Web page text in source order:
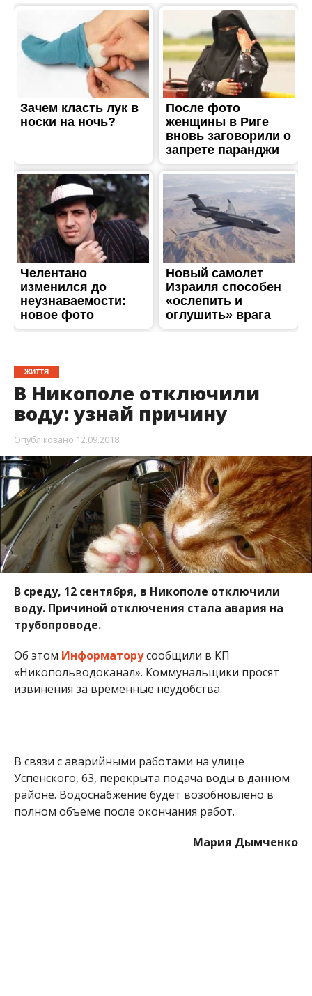
ЖИТТЯ
В Никополе отключили
воду: узнай причину
Опубліковано12.09.2018
В среду, 12 сентября, в Никополе отключили
воду. Причиной отключения стала авария на
трубопроводе.
Об этомИнформаторусообщили в КП
«Никопольводоканал». Коммунальщики просят
извинения за временные неудобства.
В связи с аварийными работами на улице
районе. Водоснабжение будет возобновлено в
полном объеме после окончания работ.